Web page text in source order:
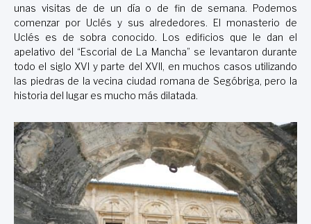
unas visitas de de un día o de fin de semana. Podemos
comenzar por Uclés y sus alrededores. El monasterio de
Uclés es de sobra conocido. Los edificios que le dan el
apelativo del “Escorial de La Mancha” se levantaron durante
todo el siglo XVI y parte del XVII, en muchos casos utilizando
las piedras de la vecina ciudad romana de Segóbriga, pero la
historia del lugar es mucho más dilatada.